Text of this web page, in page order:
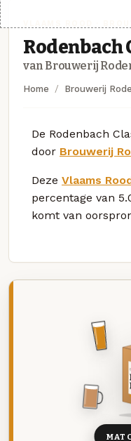
Rodenbach
van Brouwerij
Home Brouwerij
De Rodenbach
door Brouwerij
Deze Vlaams
percentage van
komt van